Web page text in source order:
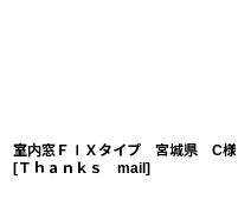
室内窓ＦＩＸタイプ 宮城県 C様
[Ｔｈａｎｋｓ mail ]